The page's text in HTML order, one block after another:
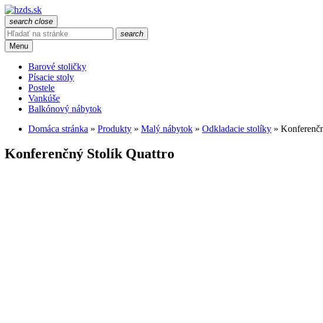
search close
search
Menu
Barové stoličky
Písacie stoly
Postele
Vankúše
Balkónový nábytok
Domáca stránka » Produkty » Malý nábytok » Odkladacie stolíky »
Konferenčný Stolík Quattro